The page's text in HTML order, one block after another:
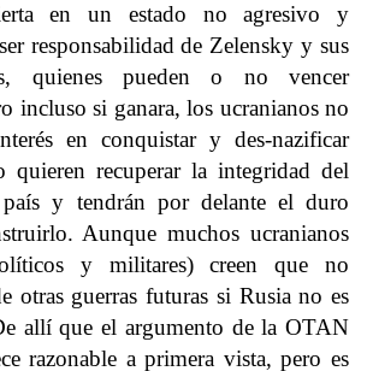
en un estado no agresivo y
responsabilidad de Zelensky y sus
quienes pueden o no vencer
incluso si ganara, los ucranianos no
en conquistar y des-nazificar
quieren recuperar la integridad del
y tendrán por delante el duro
Aunque muchos ucranianos
y militares) creen que no
otras guerras futuras si Rusia no es
allí que el argumento de la OTAN
razonable a primera vista, pero es